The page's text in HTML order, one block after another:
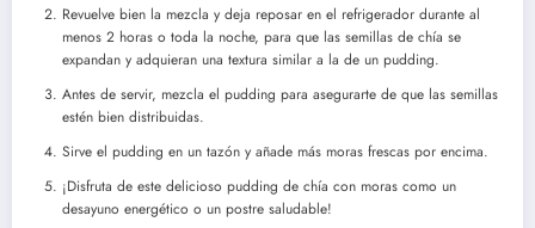
Revuelve bien la mezcla y deja reposar en el refrigerador durante al
menos 2 horas o toda la noche, para que las semillas de chía se
expandan y adquieran una textura similar a la de un pudding.
Antes de servir, mezcla el pudding para asegurarte de que las semillas
estén bien distribuidas.
Sirve el pudding en un tazón y añade más moras frescas por encima.
¡Disfruta de este delicioso pudding de chía con moras como un
desayuno energético o un postre saludable!